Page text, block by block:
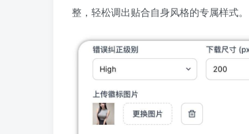
整，轻松调出贴合自身风格的专属样式。